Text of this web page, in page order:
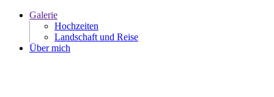
Galerie
Hochzeiten
Landschaft und Reise
Über mich